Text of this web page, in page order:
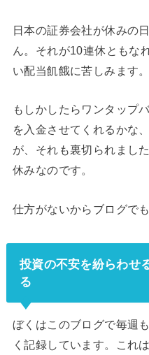
日本の証券会社が休みの
ん。それが10連休ともな
い配当飢餓に苦しみます
もしかしたらワンタップ
を入金させてくれるかな
が、それも裏切られまし
休みなのです。
仕方がないからブログでも
投資の不安を紛らわせ
る
ぼくはこのブログで毎週
く記録しています。これ